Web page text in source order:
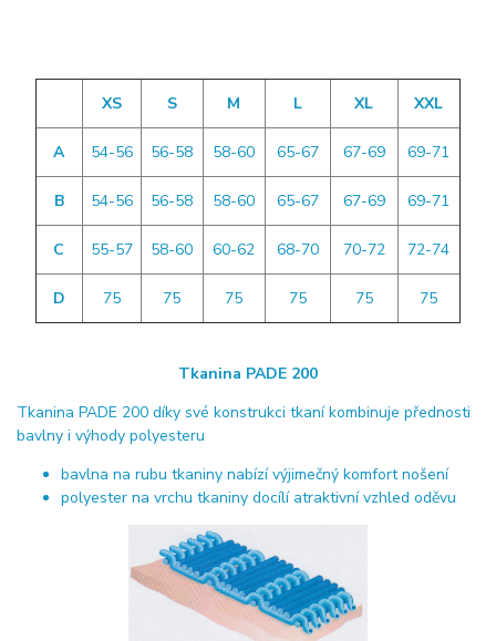
XS S M L XL XXL
A 54-56 56-58 58-60 65-67 67-69 69-71
B 54-56 56-58 58-60 65-67 67-69 69-71
C 55-57 58-60 60-62 68-70 70-72 72-74
D 75 75 75 75 75 75
Tkanina PADE 200
Tkanina PADE 200 díky své konstrukci tkaní kombinuje přednosti
bavlny i výhody polyesteru
bavlna na rubu tkaniny nabízí výjimečný komfort nošení
polyester na vrchu tkaniny docílí atraktivní vzhled oděvu